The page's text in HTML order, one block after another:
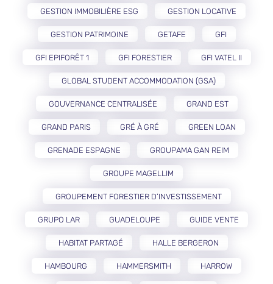
GESTION IMMOBILIÈRE ESG GESTION LOCATIVE
GESTION PATRIMOINE GETAFE GFI
GFI EPIFORÊT 1 GFI FORESTIER GFI VATEL II
GLOBAL STUDENT ACCOMMODATION (GSA)
GOUVERNANCE CENTRALISÉE GRAND EST
GRAND PARIS GRÉ À GRÉ GREEN LOAN
GRENADE ESPAGNE GROUPAMA GAN REIM
GROUPE MAGELLIM
GROUPEMENT FORESTIER D’INVESTISSEMENT
GRUPO LAR GUADELOUPE GUIDE VENTE
HABITAT PARTAGÉ HALLE BERGERON
HAMBOURG HAMMERSMITH HARROW